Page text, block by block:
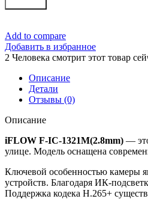
Add to compare
Добавить в избранное
2 Человека смотрит этот товар
Описание
Детали
Отзывы (0)
Описание
iFLOW F-IC-1321M(2.8mm) —
улице. Модель оснащена
Ключевой особенностью камеры
устройств. Благодаря ИК-
Поддержка кодека H.265+